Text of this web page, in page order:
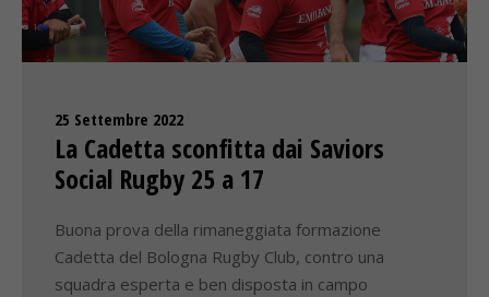
25 Settembre 2022
La Cadetta sconfitta dai Saviors
Social Rugby 25 a 17
Buona prova della rimaneggiata formazione
Cadetta del Bologna Rugby Club, contro una
squadra esperta e ben disposta in campo